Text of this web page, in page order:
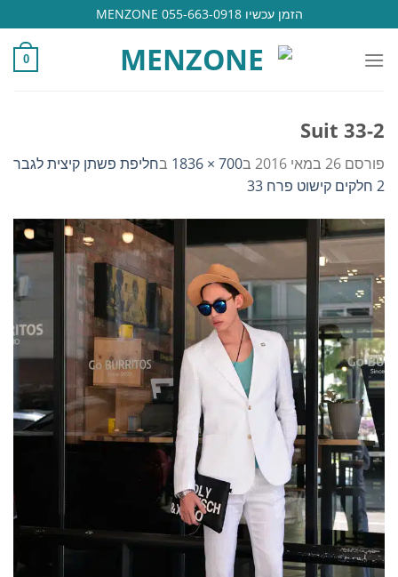
to
content
הזמן עכשיו 055-663-0918 MENZONE
0
Suit 33-2
פורסם 26 במאי 2016 ב700 × 1836 בחליפת פשתן קיצית לגבר
2 חלקים קישוט פרח 33